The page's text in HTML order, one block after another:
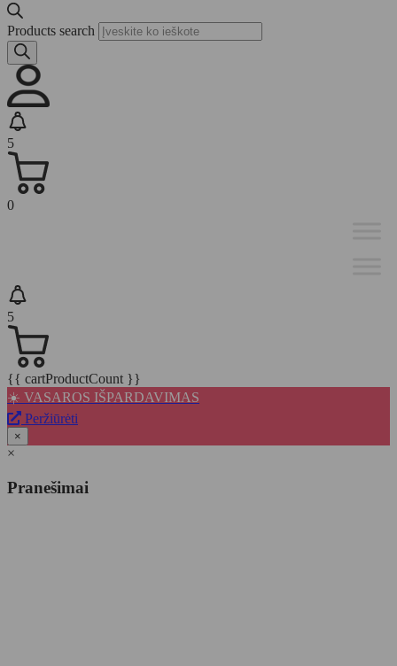
Products search
5
0
5
{{ cartProductCount }}
☀️ VASAROS IŠPARDAVIMAS
Peržiūrėti
×
×
Pranešimai